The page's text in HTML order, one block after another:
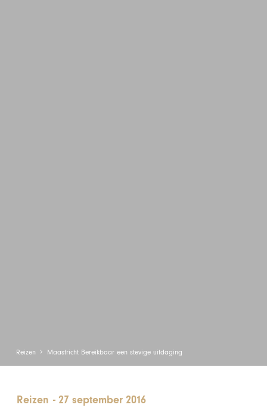
Reizen Maastricht Bereikbaar een stevige uitdaging
Reizen -27 september 2016